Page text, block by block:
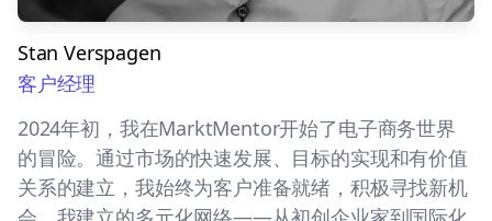
Stan Verspagen
客户经理
2024年初，我在MarktMentor开始了电子商务世界
的冒险。通过市场的快速发展、目标的实现和有价值
关系的建立，我始终为客户准备就绪，积极寻找新机